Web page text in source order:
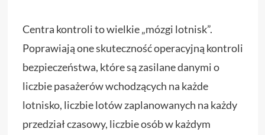
Centra kontroli to wielkie „mózgi lotnisk”.
Poprawiają one skuteczność operacyjną kontroli
bezpieczeństwa, które są zasilane danymi o
liczbie pasażerów wchodzących na każde
lotnisko, liczbie lotów zaplanowanych na każdy
przedział czasowy, liczbie osób w każdym